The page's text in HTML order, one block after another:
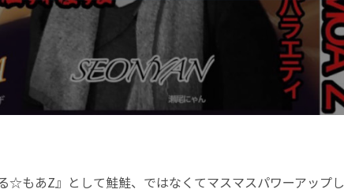
☆もあZ』として鮭鮭、ではなくてマスマスパワーアップし